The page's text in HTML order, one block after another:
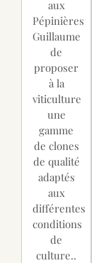
aux
Pépinières
Guillaume
de
proposer
à la
viticulture
une
gamme
de clones
de qualité
adaptés
aux
différentes
conditions
de
culture..